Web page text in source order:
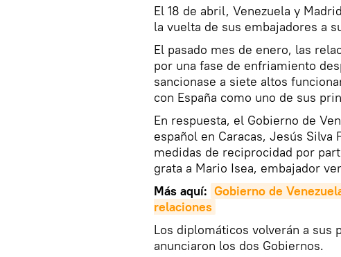
El 18 de abril, Venezuela y Madrid
la vuelta de sus embajadores a
El pasado mes de enero, las
por una fase de enfriamiento
sancionase a siete altos
con España como uno de sus
En respuesta, el Gobierno de
español en Caracas, Jesús
medidas de reciprocidad por
grata a Mario Isea, embajador
Más aquí: Gobierno de
relaciones
Los diplomáticos volverán a sus
anunciaron los dos Gobiernos.